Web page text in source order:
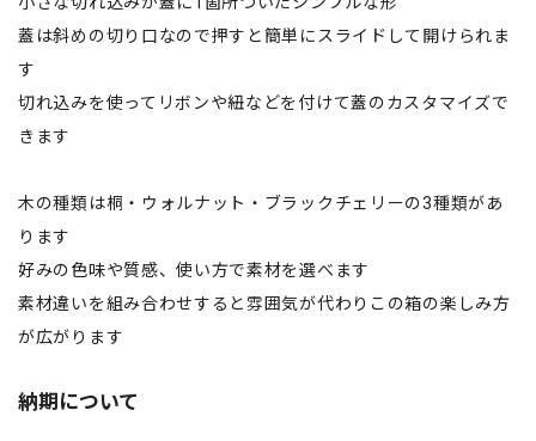
蓋は斜めの切り口なので押すと簡単にスライドして開けられま
す
切れ込みを使ってリボンや紐などを付けて蓋のカスタマイズで
きます
木の種類は桐・ウォルナット・ブラックチェリーの3種類があ
ります
好みの色味や質感、使い方で素材を選べます
素材違いを組み合わせすると雰囲気が代わりこの箱の楽しみ方
が広がります
納期について